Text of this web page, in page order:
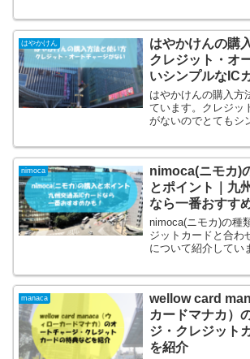
はやかけん
はやかけんの購
クレジット・オ
いシンプルなIC
はやかけんの購入方
ています。クレジッ
がないのでとてもシ
nimoca
nimoca(ニモカ)
とポイント｜九
なら一番おすす
nimoca(ニモカ)の種
ジットカードと合わ
について紹介してい
manaca
wellow card
カードマナカ）
ジ・クレジット
を紹介